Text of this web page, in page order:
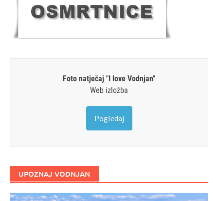
Foto natječaj "I love Vodnjan"
Web izložba
Pogledaj
UPOZNAJ VODNJAN